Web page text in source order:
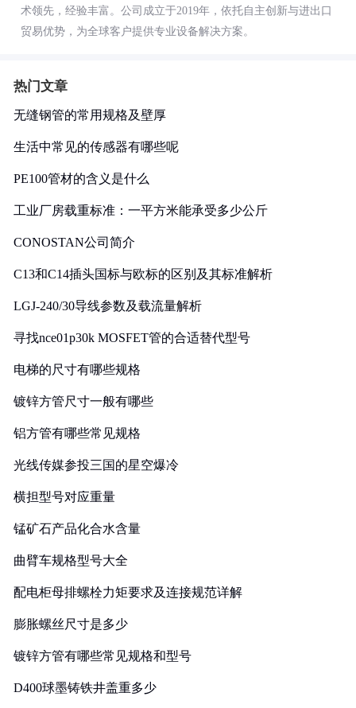
术领先，经验丰富。公司成立于2019年，依托自主创新与进出口
贸易优势，为全球客户提供专业设备解决方案。
热门文章
无缝钢管的常用规格及壁厚
生活中常见的传感器有哪些呢
PE100管材的含义是什么
工业厂房载重标准：一平方米能承受多少公斤
CONOSTAN公司简介
C13和C14插头国标与欧标的区别及其标准解析
LGJ-240/30导线参数及载流量解析
寻找nce01p30k MOSFET管的合适替代型号
电梯的尺寸有哪些规格
镀锌方管尺寸一般有哪些
铝方管有哪些常见规格
光线传媒参投三国的星空爆冷
横担型号对应重量
锰矿石产品化合水含量
曲臂车规格型号大全
配电柜母排螺栓力矩要求及连接规范详解
膨胀螺丝尺寸是多少
镀锌方管有哪些常见规格和型号
D400球墨铸铁井盖重多少